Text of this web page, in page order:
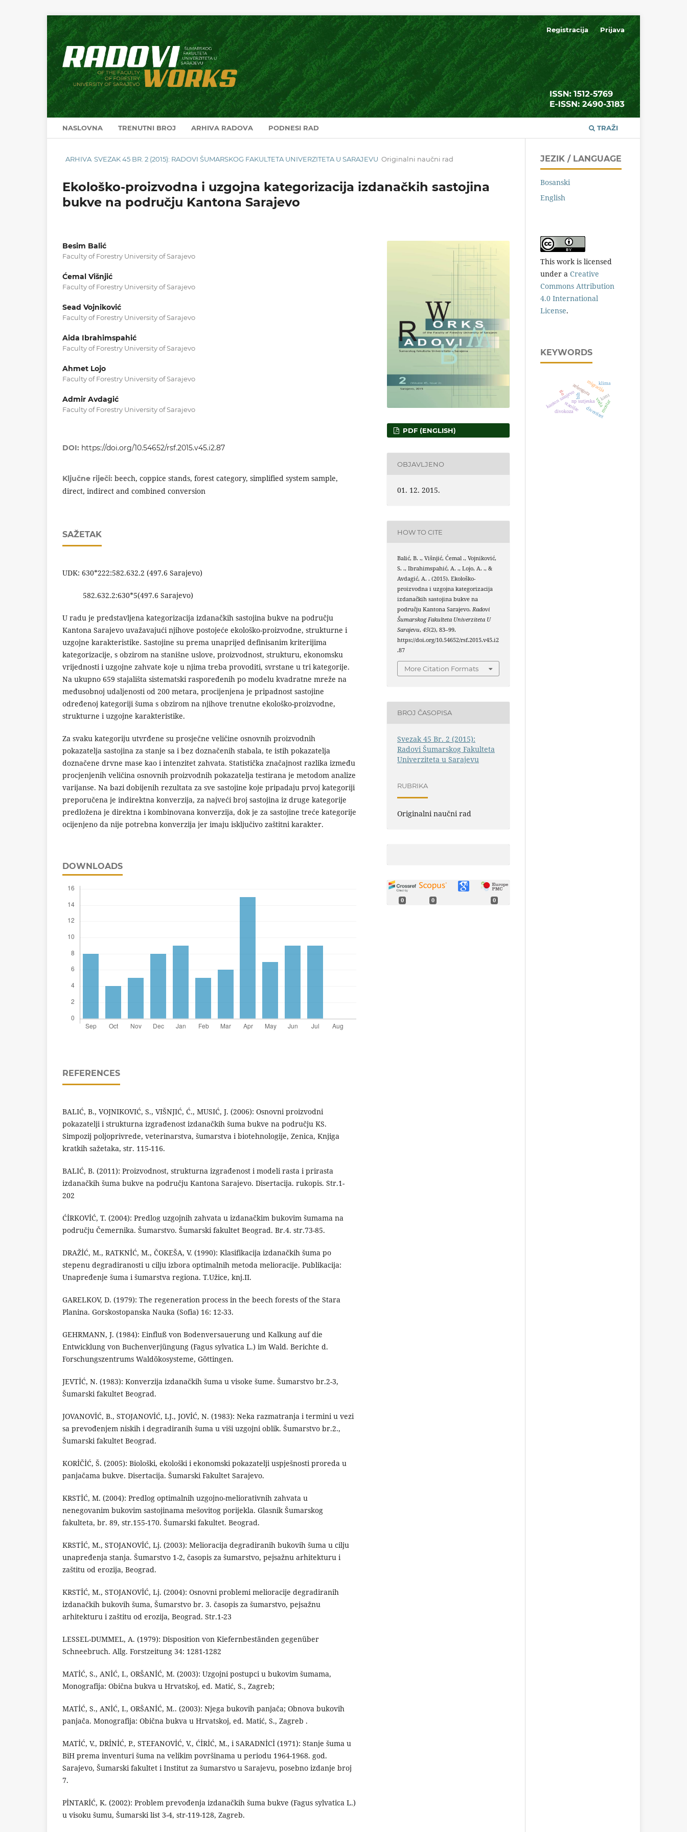
NASLOVNA TRENUTNI BROJ ARHIVA RADOVA PODNESI RAD TRAŽI
Registracija Prijava
ARHIVA SVEZAK 45 BR. 2 (2015): RADOVI ŠUMARSKOG FAKULTETA UNIVERZITETA U SARAJEVU Originalni naučni rad
Ekološko-proizvodna i uzgojna kategorizacija izdanačkih sastojina
bukve na području Kantona Sarajevo
Besim Balić
Faculty of Forestry University of Sarajevo
Ćemal Višnjić
Faculty of Forestry University of Sarajevo
Sead Vojniković
Faculty of Forestry University of Sarajevo
Aida Ibrahimspahić
Faculty of Forestry University of Sarajevo
Ahmet Lojo
Faculty of Forestry University of Sarajevo
Admir Avdagić
Faculty of Forestry University of Sarajevo
DOI: https://doi.org/10.54652/rsf.2015.v45.i2.87
Ključne riječi: beech, coppice stands, forest category, simplified system sample,
direct, indirect and combined conversion
SAŽETAK
UDK: 630*222:582.632.2 (497.6 Sarajevo)
582.632.2:630*5(497.6 Sarajevo)
U radu je predstavljena kategorizacija izdanačkih sastojina bukve na području
Kantona Sarajevo uvažavajući njihove postojeće ekološko-proizvodne, strukturne i
uzgojne karakteristike. Sastojine su prema unaprijed definisanim kriterijima
kategorizacije, s obzirom na stanišne uslove, proizvodnost, strukturu, ekonomsku
vrijednosti i uzgojne zahvate koje u njima treba provoditi, svrstane u tri kategorije.
Na ukupno 659 stajališta sistematski raspoređenih po modelu kvadratne mreže na
međusobnoj udaljenosti od 200 metara, procijenjena je pripadnost sastojine
određenoj kategoriji šuma s obzirom na njihove trenutne ekološko-proizvodne,
strukturne i uzgojne karakteristike.
Za svaku kategoriju utvrđene su prosječne veličine osnovnih proizvodnih
pokazatelja sastojina za stanje sa i bez doznačenih stabala, te istih pokazatelja
doznačene drvne mase kao i intenzitet zahvata. Statistička značajnost razlika između
procjenjenih veličina osnovnih proizvodnih pokazatelja testirana je metodom analize
varijanse. Na bazi dobijenih rezultata za sve sastojine koje pripadaju prvoj kategoriji
preporučena je indirektna konverzija, za najveći broj sastojina iz druge kategorije
predložena je direktna i kombinovana konverzija, dok je za sastojine treće kategorije
ocijenjeno da nije potrebna konverzija jer imaju isključivo zaštitni karakter.
DOWNLOADS
REFERENCES
BALIĆ, B., VOJNIKOVIĆ, S., VIŠNJIĆ, Ć., MUSIĆ, J. (2006): Osnovni proizvodni
pokazatelji i strukturna izgrađenost izdanačkih šuma bukve na području KS.
Simpozij poljoprivrede, veterinarstva, šumarstva i biotehnologije, Zenica, Knjiga
kratkih sažetaka, str. 115-116.
BALIĆ, B. (2011): Proizvodnost, strukturna izgrađenost i modeli rasta i prirasta
izdanačkih šuma bukve na području Kantona Sarajevo. Disertacija. rukopis. Str.1-
202
ĆİRKOVİĆ, T. (2004): Predlog uzgojnih zahvata u izdanačkim bukovim šumama na
području Čemernika. Šumarstvo. Šumarski fakultet Beograd. Br.4. str.73-85.
DRAŽİĆ, M., RATKNİĆ, M., ČOKEŠA, V. (1990): Klasifikacija izdanačkih šuma po
stepenu degradiranosti u cilju izbora optimalnih metoda melioracije. Publikacija:
Unapređenje šuma i šumarstva regiona. T.Užice, knj.II.
GARELKOV, D. (1979): The regeneration process in the beech forests of the Stara
Planina. Gorskostopanska Nauka (Sofia) 16: 12-33.
GEHRMANN, J. (1984): Einfluß von Bodenversauerung und Kalkung auf die
Entwicklung von Buchenverjüngung (Fagus sylvatica L.) im Wald. Berichte d.
Forschungszentrums Waldökosysteme, Göttingen.
JEVTİĆ, N. (1983): Konverzija izdanačkih šuma u visoke šume. Šumarstvo br.2-3,
Šumarski fakultet Beograd.
JOVANOVİĆ, B., STOJANOVİĆ, LJ., JOVİĆ, N. (1983): Neka razmatranja i termini u vezi
sa prevođenjem niskih i degradiranih šuma u viši uzgojni oblik. Šumarstvo br.2.,
Šumarski fakultet Beograd.
KORİČİĆ, Š. (2005): Biološki, ekološki i ekonomski pokazatelji uspješnosti proreda u
panjačama bukve. Disertacija. Šumarski Fakultet Sarajevo.
KRSTİĆ, M. (2004): Predlog optimalnih uzgojno-meliorativnih zahvata u
nenegovanim bukovim sastojinama mešovitog porijekla. Glasnik Šumarskog
fakulteta, br. 89, str.155-170. Šumarski fakultet. Beograd.
KRSTİĆ, M., STOJANOVİĆ, Lj. (2003): Melioracija degradiranih bukovih šuma u cilju
unapređenja stanja. Šumarstvo 1-2, časopis za šumarstvo, pejsažnu arhitekturu i
zaštitu od erozija, Beograd.
KRSTİĆ, M., STOJANOVİĆ, Lj. (2004): Osnovni problemi melioracije degradiranih
izdanačkih bukovih šuma, Šumarstvo br. 3. časopis za šumarstvo, pejsažnu
arhitekturu i zaštitu od erozija, Beograd. Str.1-23
LESSEL-DUMMEL, A. (1979): Disposition von Kiefernbeständen gegenüber
Schneebruch. Allg. Forstzeitung 34: 1281-1282
MATİĆ, S., ANİĆ, I., ORŠANİĆ, M. (2003): Uzgojni postupci u bukovim šumama,
Monografija: Obična bukva u Hrvatskoj, ed. Matić, S., Zagreb;
MATİĆ, S., ANİĆ, I., ORŠANİĆ, M.. (2003): Njega bukovih panjača; Obnova bukovih
panjača. Monografija: Obična bukva u Hrvatskoj, ed. Matić, S., Zagreb .
MATİĆ, V., DRİNİĆ, P., STEFANOVİĆ, V., ĆİRİĆ, M., i SARADNİCİ (1971): Stanje šuma u
BiH prema inventuri šuma na velikim površinama u periodu 1964-1968. god.
Sarajevo, Šumarski fakultet i Institut za šumarstvo u Sarajevu, posebno izdanje broj
7.
PİNTARİĆ, K. (2002): Problem prevođenja izdanačkih šuma bukve (Fagus sylvatica L.)
u visoku šumu, Šumarski list 3-4, str-119-128, Zagreb.
PDF (ENGLISH)
OBJAVLJENO
01. 12. 2015.
HOW TO CITE
Balić, B. ., Višnjić, Ćemal ., Vojniković,
S. ., Ibrahimspahić, A. ., Lojo, A. ., &
Avdagić, A. . (2015). Ekološko-
proizvodna i uzgojna kategorizacija
izdanačkih sastojina bukve na
području Kantona Sarajevo.Radovi
Šumarskog Fakulteta Univerziteta U
Sarajevu,45(2), 83–99.
https://doi.org/10.54652/rsf.2015.v45.i2
.87
More Citation Formats
BROJ ČASOPISA
Svezak 45 Br. 2 (2015):
Radovi Šumarskog Fakulteta
Univerziteta u Sarajevu
RUBRIKA
Originalni naučni rad
0 0 0
JEZIK / LANGUAGE
Bosanski
English
This work is licensed
under a Creative
Commons Attribution
4.0 International
License.
KEYWORDS
stanište
divokoza
zelengora
np sutjeska
migracija
karst
tlo
voda
klima
mostar
diverzitet
kanton sarajevobih